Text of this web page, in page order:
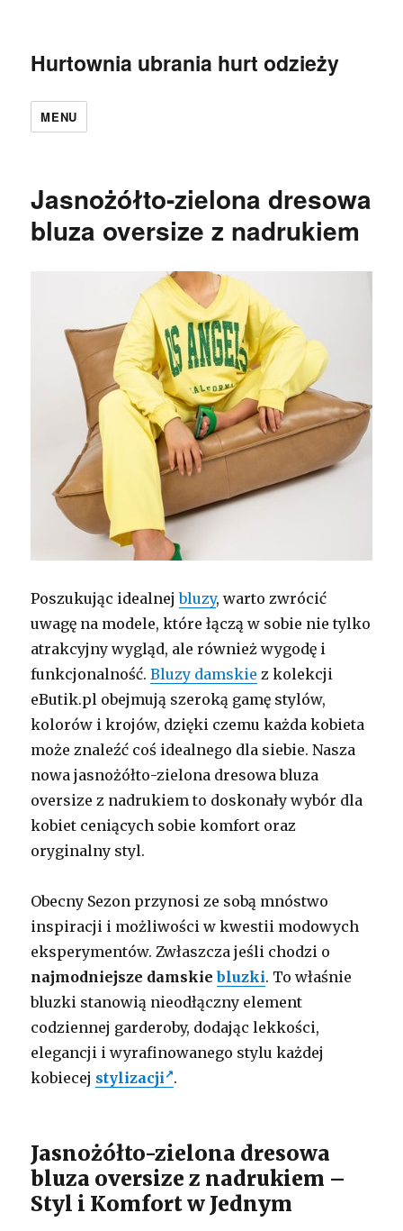
Hurtownia ubrania hurt odzieży
MENU
Jasnożółto-zielona dresowa
bluza oversize z nadrukiem
Poszukując idealnejbluzy, warto zwrócić
uwagę na modele, które łączą w sobie nie tylko
atrakcyjny wygląd, ale również wygodę i
funkcjonalność.Bluzy damskie z kolekcji
eButik.pl obejmują szeroką gamę stylów,
kolorów i krojów, dzięki czemu każda kobieta
może znaleźć coś idealnego dla siebie. Nasza
nowa jasnożółto-zielona dresowa bluza
oversize z nadrukiem to doskonały wybór dla
kobiet ceniących sobie komfort oraz
oryginalny styl.
Obecny Sezon przynosi ze sobą mnóstwo
inspiracji i możliwości w kwestii modowych
eksperymentów. Zwłaszcza jeśli chodzi o
najmodniejsze damskiebluzki. To właśnie
bluzki stanowią nieodłączny element
codziennej garderoby, dodając lekkości,
elegancji i wyrafinowanego stylu każdej
kobiecej stylizacji .
Jasnożółto-zielona dresowa
bluza oversize z nadrukiem –
Styl i Komfort w Jednym